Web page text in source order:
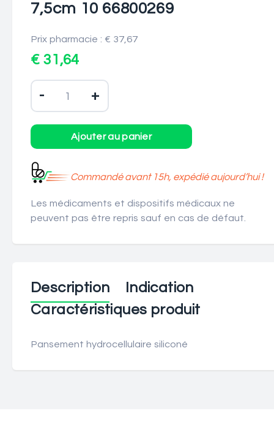
7,5cm 10 66800269
Prix pharmacie : € 37,67
€ 31,64
- +
Commandé avant 15h, expédié aujourd’hui !
Les médicaments et dispositifs médicaux ne
peuvent pas être repris sauf en cas de défaut.
Description
Indication
Caractéristiques produit
Pansement hydrocellulaire siliconé